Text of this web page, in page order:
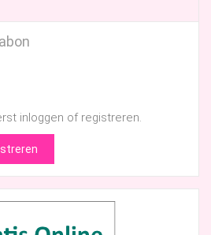
inloggen of registreren.